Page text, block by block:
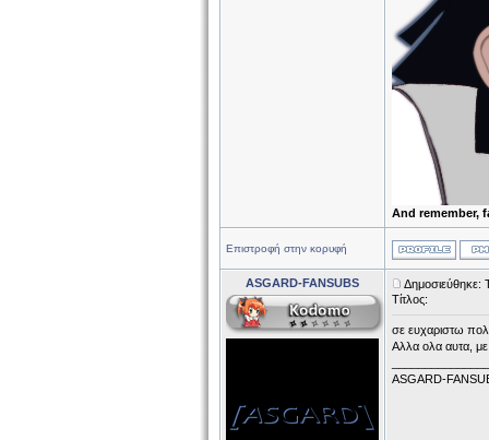
And remember,
Επιστροφή στην κορυφή
ASGARD-FANSUBS
Δημοσιεύθηκε:
Τίτλος:
σε ευχαριστω
Αλλα ολα αυτα,
ASGARD-